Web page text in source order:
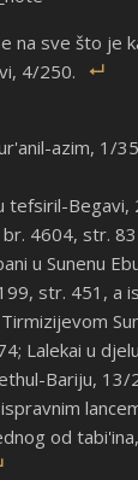
na sve što je
4/250.
azim, 1/
tefsiril-Begavi,
br. 4604, str.
u Sunenu
str. 451, a
Lalekai u
Bariju, 13/
od